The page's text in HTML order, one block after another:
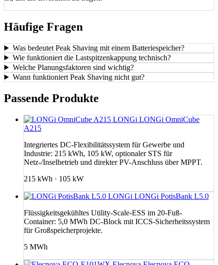
Häufige Fragen
Was bedeutet Peak Shaving mit einem Batteriespeicher?
Wie funktioniert die Lastspitzenkappung technisch?
Welche Planungsfaktoren sind wichtig?
Wann funktioniert Peak Shaving nicht gut?
Passende Produkte
LONGi LONGi OmniCube
A215
Integriertes DC-Flexibilitätssystem für Gewerbe und
Industrie: 215 kWh, 105 kW, optionaler STS für
Netz-/Inselbetrieb und direkter PV-Anschluss über MPPT.
215 kWh · 105 kW
LONGi LONGi PotisBank L5.0
Flüssigkeitsgekühltes Utility-Scale-ESS im 20-Fuß-
Container: 5,0 MWh DC-Block mit ICCS-Sicherheitssystem
für Großspeicherprojekte.
5 MWh